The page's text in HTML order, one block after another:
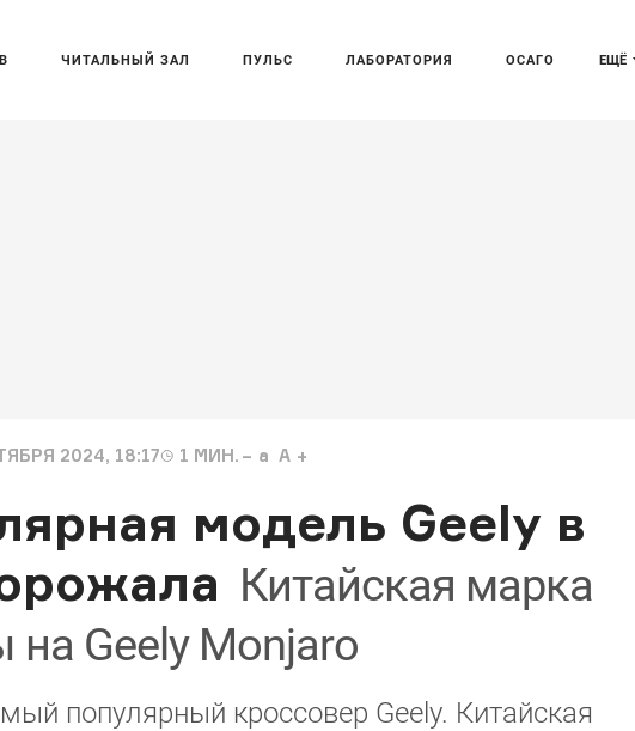
ЕЩЁ
ЧИТАЛЬНЫЙ ЗАЛ ПУЛЬС ЛАБОРАТОРИЯ ОСАГО
2024, 18:17 1 МИН. a A
модель Geely в
Китайская марка
Geely Monjaro
популярный кроссовер Geely. Китайская